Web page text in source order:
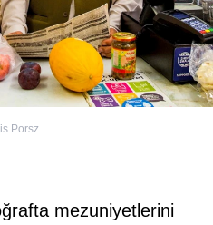
Porsz
mezuniyetlerini